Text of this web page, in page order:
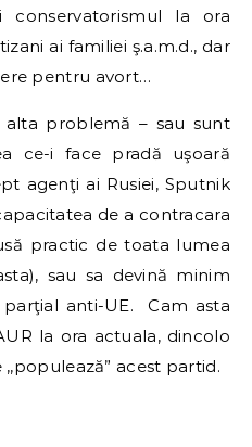
la ora
ai familiei ş.a.m.d., dar
pentru avort…
problemă – sau sunt
ce-i face pradă uşoară
agenţi ai Rusiei, Sputnik
de a contracara
practic de toata lumea
sau sa devină minim
anti-UE. Cam asta
la ora actuala, dincolo
acest partid.